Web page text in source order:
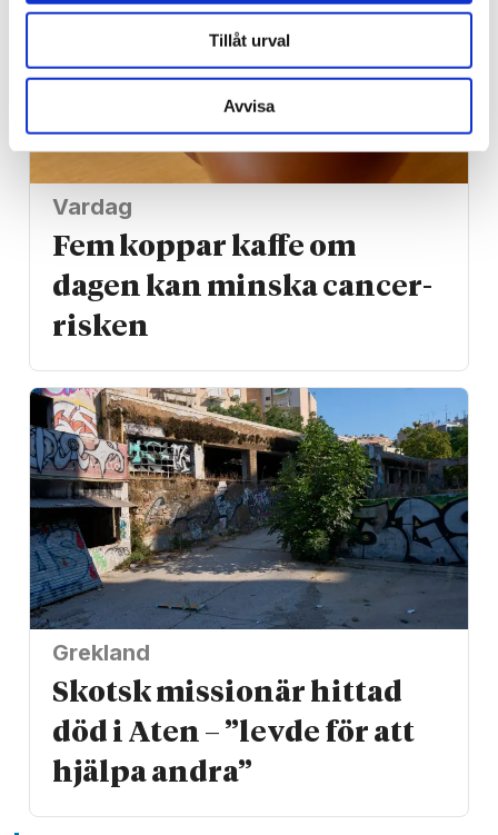
Tillåt urval
Avvisa
Vardag
Fem koppar kaffe om
dagen kan minska cancer­
risken
Grekland
Skotsk missionär hittad
död i Aten – ”levde för att
hjälpa andra”